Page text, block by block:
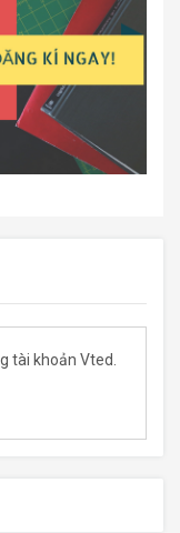
tài khoản Vted.